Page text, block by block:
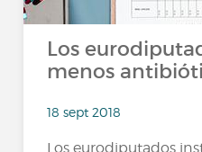
Los
menos
18 sept 2018
Los eurodiputados